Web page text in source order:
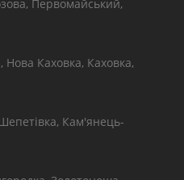
Первомайський,
Каховка, Каховка,
Кам'янець-